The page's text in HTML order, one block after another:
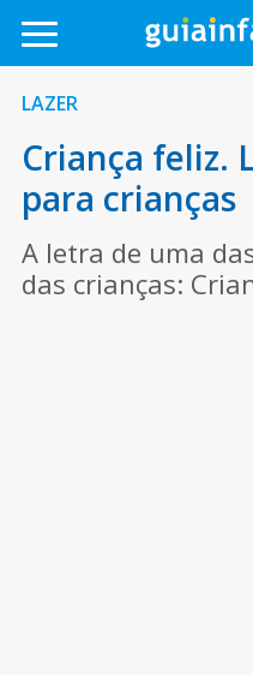
LAZER
Criança feliz.
para crianças
A letra de uma
das crianças: